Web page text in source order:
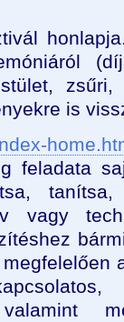
is
feladata
vagy